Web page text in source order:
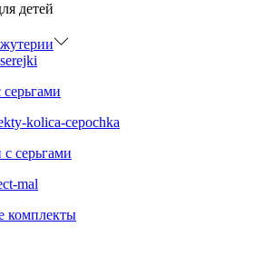
детей
серьгами
комплекты